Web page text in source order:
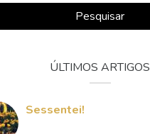
Pesquisar
ÚLTIMOS ARTIGOS
Sessentei!